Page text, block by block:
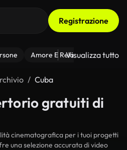
Registrazione
Amore E Relazioni Il
Visualizza tutto
Cuba
gratuiti di
cinematografica per i tuoi progetti
una selezione accurata di video